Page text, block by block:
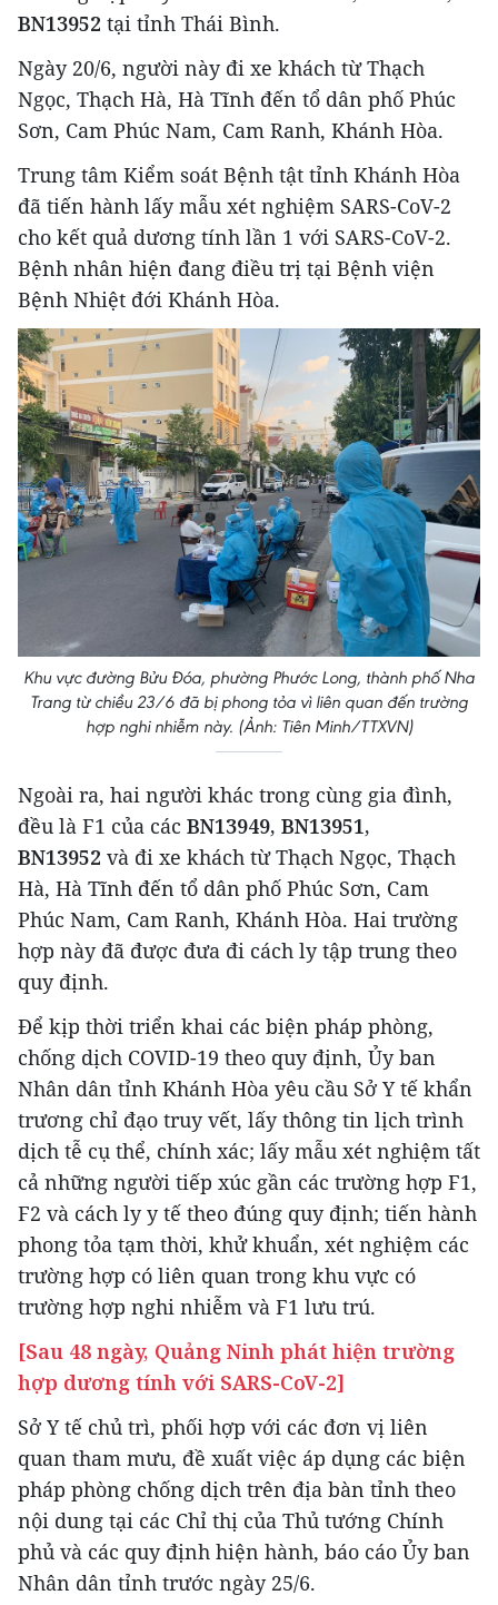
BN13952 tại tỉnh Thái Bình.
Ngày 20/6, người này đi xe khách từ Thạch
Ngọc, Thạch Hà, Hà Tĩnh đến tổ dân phố Phúc
Sơn, Cam Phúc Nam, Cam Ranh, Khánh Hòa.
Trung tâm Kiểm soát Bệnh tật tỉnh Khánh Hòa
đã tiến hành lấy mẫu xét nghiệm SARS-CoV-2
cho kết quả dương tính lần 1 với SARS-CoV-2.
Bệnh nhân hiện đang điều trị tại Bệnh viện
Bệnh Nhiệt đới Khánh Hòa.
Khu vực đường Bửu Đóa, phường Phước Long, thành phố Nha
Trang từ chiều 23/6 đã bị phong tỏa vì liên quan đến trường
hợp nghi nhiễm này. (Ảnh: Tiên Minh/TTXVN)
Ngoài ra, hai người khác trong cùng gia đình,
đều là F1 của các BN13949, BN13951,
BN13952 và đi xe khách từ Thạch Ngọc, Thạch
Hà, Hà Tĩnh đến tổ dân phố Phúc Sơn, Cam
Phúc Nam, Cam Ranh, Khánh Hòa. Hai trường
hợp này đã được đưa đi cách ly tập trung theo
quy định.
Để kịp thời triển khai các biện pháp phòng,
chống dịch COVID-19 theo quy định, Ủy ban
Nhân dân tỉnh Khánh Hòa yêu cầu Sở Y tế khẩn
trương chỉ đạo truy vết, lấy thông tin lịch trình
dịch tễ cụ thể, chính xác; lấy mẫu xét nghiệm tất
cả những người tiếp xúc gần các trường hợp F1,
F2 và cách ly y tế theo đúng quy định; tiến hành
phong tỏa tạm thời, khử khuẩn, xét nghiệm các
trường hợp có liên quan trong khu vực có
trường hợp nghi nhiễm và F1 lưu trú.
[Sau 48 ngày, Quảng Ninh phát hiện trường
hợp dương tính với SARS-CoV-2]
Sở Y tế chủ trì, phối hợp với các đơn vị liên
quan tham mưu, đề xuất việc áp dụng các biện
pháp phòng chống dịch trên địa bàn tỉnh theo
nội dung tại các Chỉ thị của Thủ tướng Chính
phủ và các quy định hiện hành, báo cáo Ủy ban
Nhân dân tỉnh trước ngày 25/6.